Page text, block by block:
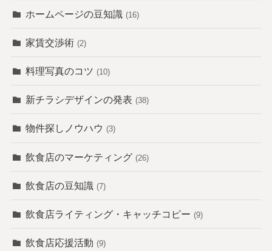
ホームページの豆知識 (16)
家賃交渉術 (2)
料理写真のコツ (10)
新チラシデザインの発表 (38)
物件探しノウハウ (3)
飲食店のマーケティング (26)
飲食店の豆知識 (7)
飲食店ライティング・キャッチコピー (9)
飲食店応援活動 (9)